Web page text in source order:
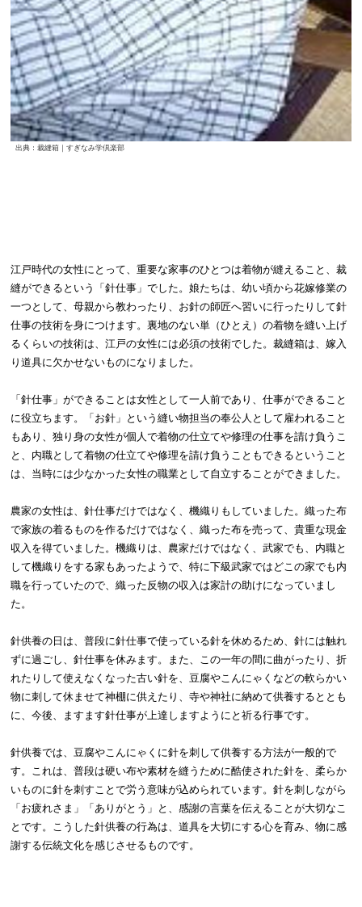
出典：裁縫箱｜すぎなみ学倶楽部
江戸時代の女性にとって、重要な家事のひとつは着物が縫えること、裁
縫ができるという「針仕事」でした。娘たちは、幼い頃から花嫁修業の
一つとして、母親から教わったり、お針の師匠へ習いに行ったりして針
仕事の技術を身につけます。裏地のない単（ひとえ）の着物を縫い上げ
るくらいの技術は、江戸の女性には必須の技術でした。裁縫箱は、嫁入
り道具に欠かせないものになりました。
「針仕事」ができることは女性として一人前であり、仕事ができること
に役立ちます。「お針」という縫い物担当の奉公人として雇われること
もあり、独り身の女性が個人で着物の仕立てや修理の仕事を請け負うこ
と、内職として着物の仕立てや修理を請け負うこともできるということ
は、当時には少なかった女性の職業として自立することができました。
農家の女性は、針仕事だけではなく、機織りもしていました。織った布
で家族の着るものを作るだけではなく、織った布を売って、貴重な現金
収入を得ていました。機織りは、農家だけではなく、武家でも、内職と
して機織りをする家もあったようで、特に下級武家ではどこの家でも内
職を行っていたので、織った反物の収入は家計の助けになっていまし
た。
針供養の日は、普段に針仕事で使っている針を休めるため、針には触れ
ずに過ごし、針仕事を休みます。また、この一年の間に曲がったり、折
れたりして使えなくなった古い針を、豆腐やこんにゃくなどの軟らかい
物に刺して休ませて神棚に供えたり、寺や神社に納めて供養するととも
に、今後、ますます針仕事が上達しますようにと祈る行事です。
針供養では、豆腐やこんにゃくに針を刺して供養する方法が一般的で
す。これは、普段は硬い布や素材を縫うために酷使された針を、柔らか
いものに針を刺すことで労う意味が込められています。針を刺しながら
「お疲れさま」「ありがとう」と、感謝の言葉を伝えることが大切なこ
とです。こうした針供養の行為は、道具を大切にする心を育み、物に感
謝する伝統文化を感じさせるものです。